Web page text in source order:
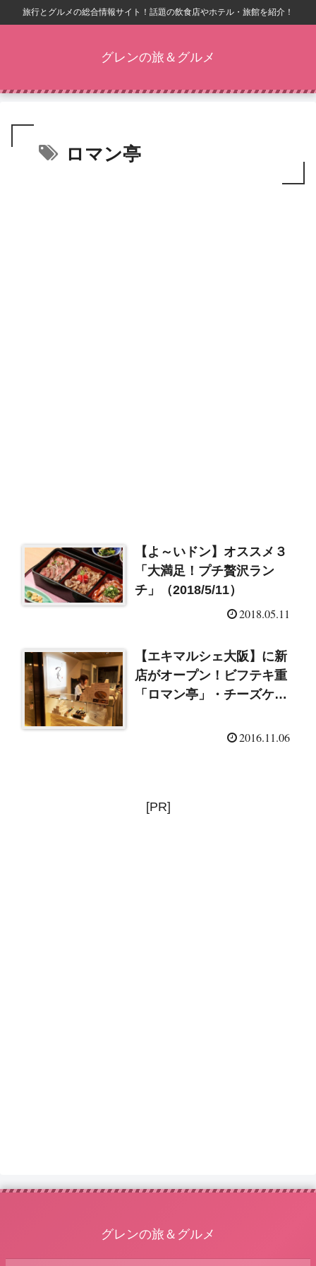
旅行とグルメの総合情報サイト！話題の飲食店やホテル・旅館を紹介！
グレンの旅＆グルメ
ロマン亭
【よ～いドン】オススメ３
「大満足！プチ贅沢ラン
チ」（2018/5/11）
2018.05.11
【エキマルシェ大阪】に新
店がオープン！ビフテキ重
「ロマン亭」・チーズケー
2016.11.06
[PR]
グレンの旅＆グルメ